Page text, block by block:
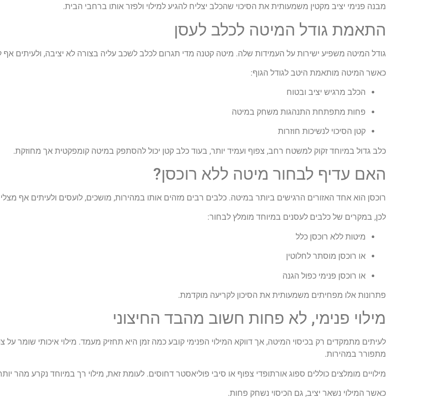
מבנה פנימי יציב מקטין משמעותית את הסיכוי שהכלב יצליח להגיע למילוי ולפזר אותו ברחבי הבית.
התאמת גודל המיטה לכלב לעסן
גודל המיטה משפיע ישירות על העמידות שלה. מיטה קטנה מדי תגרום לכלב לשכב עליה בצורה לא יציבה, ולעיתים אף
כאשר המיטה מותאמת היטב לגודל הגוף:
הכלב מרגיש יציב ובטוח
פחות מתפתחת התנהגות משחק במיטה
קטן הסיכוי לנשיכות חוזרות
כלב גדול במיוחד זקוק למשטח רחב, צפוף ועמיד יותר, בעוד כלב קטן יכול להסתפק במיטה קומפקטית אך מחוזקת.
האם עדיף לבחור מיטה ללא רוכסן?
רוכסן הוא אחד האזורים הרגישים ביותר במיטה. כלבים רבים מזהים אותו במהירות, מושכים, לועסים ולעיתים אף
לכן, במקרים של כלבים לעסנים במיוחד מומלץ לבחור:
מיטות ללא רוכסן כלל
או רוכסן מוסתר לחלוטין
או רוכסן פנימי כפול הגנה
פתרונות אלו מפחיתים משמעותית את הסיכון לקריעה מוקדמת.
מילוי פנימי, לא פחות חשוב מהבד החיצוני
לעיתים מתמקדים רק בכיסוי המיטה, אך דווקא המילוי הפנימי קובע כמה זמן היא תחזיק מעמד. מילוי איכותי שומר על
מתפורר במהירות.
מילויים מומלצים כוללים ספוג אורתופדי צפוף או סיבי פוליאסטר דחוסים. לעומת זאת, מילוי רך במיוחד נקרע מהר
כאשר המילוי נשאר יציב, גם הכיסוי נשחק פחות.